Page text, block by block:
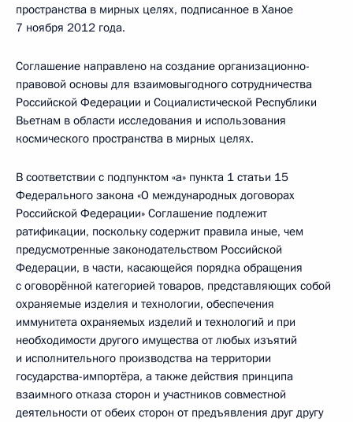
пространства в мирных целях, подписанное в Ханое
7 ноября 2012 года.
Соглашение направлено на создание организационно-
правовой основы для взаимовыгодного сотрудничества
Российской Федерации и Социалистической Республики
Вьетнам в области исследования и использования
космического пространства в мирных целях.
В соответствии с подпунктом «а» пункта 1 статьи 15
Федерального закона «О международных договорах
Российской Федерации» Соглашение подлежит
ратификации, поскольку содержит правила иные, чем
предусмотренные законодательством Российской
Федерации, в части, касающейся порядка обращения
с оговорённой категорией товаров, представляющих собой
охраняемые изделия и технологии, обеспечения
иммунитета охраняемых изделий и технологий и при
необходимости другого имущества от любых изъятий
и исполнительного производства на территории
государства-импортёра, а также действия принципа
взаимного отказа сторон и участников совместной
деятельности от обеих сторон от предъявления друг другу